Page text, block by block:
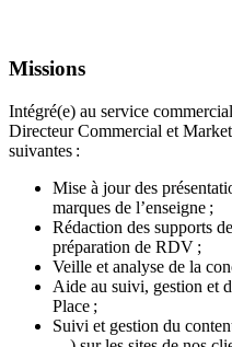
Missions
Intégré(e) au service
Directeur Commercial et
suivantes :
Mise à jour des
marques de l’enseigne ;
Rédaction des supports
préparation de RDV ;
Veille et analyse de la
Aide au suivi, gestion et
Place ;
Suivi et gestion du